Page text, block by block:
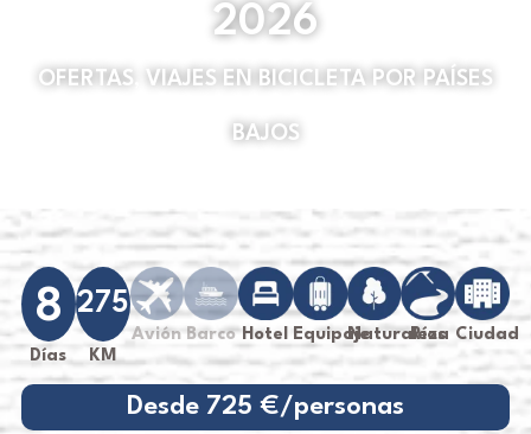
2026
OFERTAS VIAJES EN BICICLETA POR PAÍSES
BAJOS
8
Días
275
KM
Avión Barco Hotel EquipajeNaturaleza
Ríos Ciudad
Desde 725 €/personas